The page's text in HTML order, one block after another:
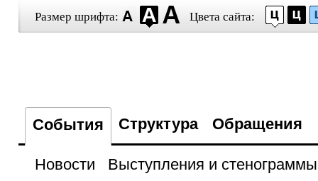
Размер шрифта: Цвета сайта:
События Структура Обращения
Новости
Выступления и стенограммы